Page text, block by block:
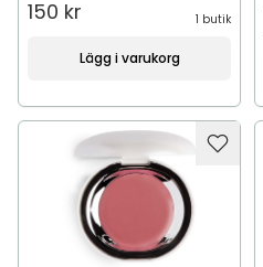
150 kr 1 butik
Lägg i varukorg